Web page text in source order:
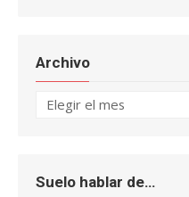
Archivo
Archivo
Suelo hablar de…